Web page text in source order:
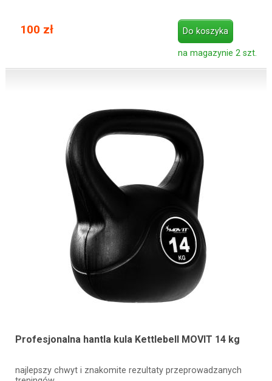
100 zł Do koszyka
na magazynie 2 szt.
Profesjonalna hantla kula Kettlebell MOVIT 14 kg
najlepszy chwyt i znakomite rezultaty przeprowadzanych